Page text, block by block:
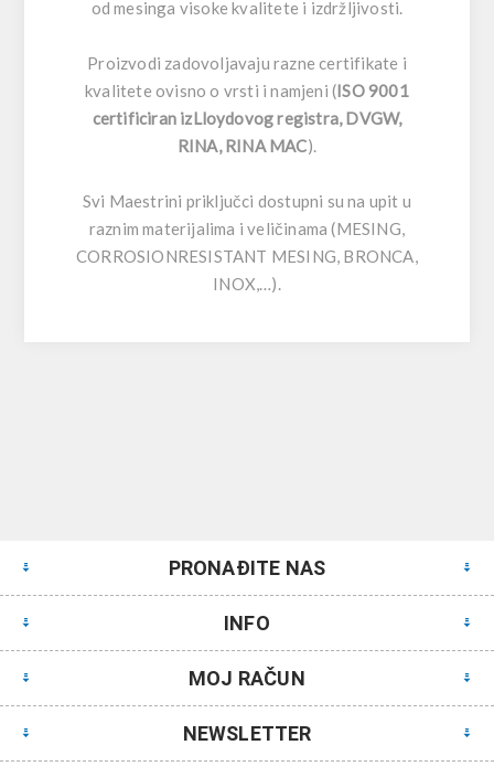
od mesinga visoke kvalitete i izdržljivosti.
Proizvodi zadovoljavaju razne certifikate i
kvalitete ovisno o vrsti i namjeni (ISO 9001
certificiran izLloydovog registra, DVGW,
RINA, RINA MAC).
Svi Maestrini priključci dostupni su na upit u
raznim materijalima i veličinama (MESING,
CORROSIONRESISTANT MESING, BRONCA,
INOX,…).
PRONAĐITE NAS
INFO
MOJ RAČUN
NEWSLETTER